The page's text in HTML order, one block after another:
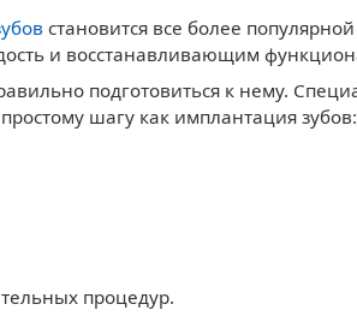
становится все более
и восстанавливающим
подготовиться к нему.
шагу как имплантация зубов:
процедур.